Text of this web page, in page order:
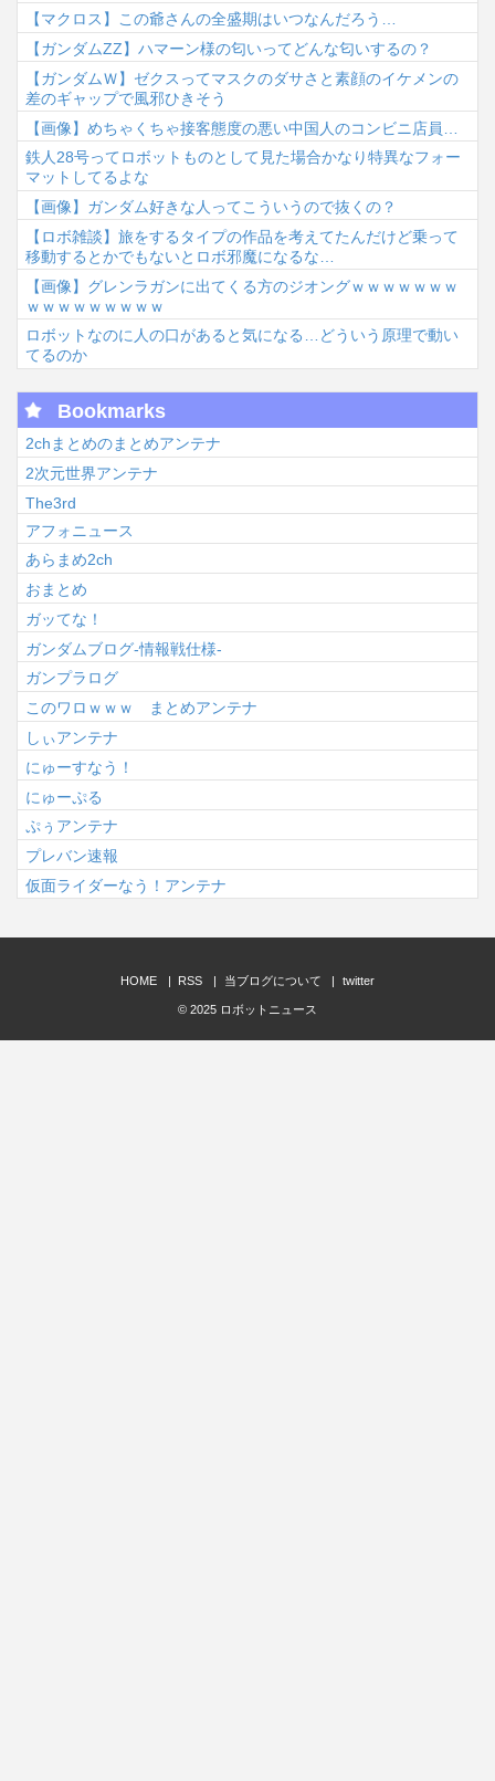
【マクロス】この爺さんの全盛期はいつなんだろう…
【ガンダムΖΖ】ハマーン様の匂いってどんな匂いするの？
【ガンダムＷ】ゼクスってマスクのダサさと素顔のイケメンの
差のギャップで風邪ひきそう
【画像】めちゃくちゃ接客態度の悪い中国人のコンビニ店員…
鉄人28号ってロボットものとして見た場合かなり特異なフォー
マットしてるよな
【画像】ガンダム好きな人ってこういうので抜くの？
【ロボ雑談】旅をするタイプの作品を考えてたんだけど乗って
移動するとかでもないとロボ邪魔になるな…
【画像】グレンラガンに出てくる方のジオングｗｗｗｗｗｗｗ
ｗｗｗｗｗｗｗｗｗ
ロボットなのに人の口があると気になる…どういう原理で動い
てるのか
Bookmarks
2chまとめのまとめアンテナ
2次元世界アンテナ
The3rd
アフォニュース
あらまめ2ch
おまとめ
ガッてな！
ガンダムブログ-情報戦仕様-
ガンプラログ
このワロｗｗｗ まとめアンテナ
しぃアンテナ
にゅーすなう！
にゅーぷる
ぷぅアンテナ
プレバン速報
仮面ライダーなう！アンテナ
HOME RSS 当ブログについて twitter
© 2025 ロボットニュース